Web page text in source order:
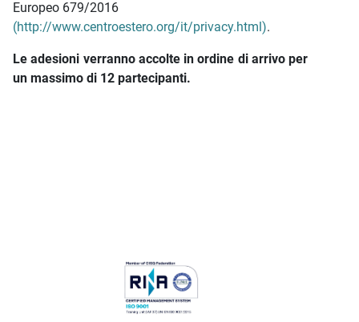
Europeo 679/2016
(http://www.centroestero.org/it/privacy.html).
Le adesioni verranno accolte in ordine di arrivo per
un massimo di 12 partecipanti.